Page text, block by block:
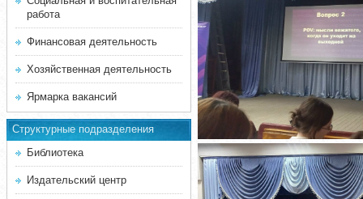
работа
Финансовая деятельность
Хозяйственная деятельность
Ярмарка вакансий
Структурные подразделения
Библиотека
Издательский центр